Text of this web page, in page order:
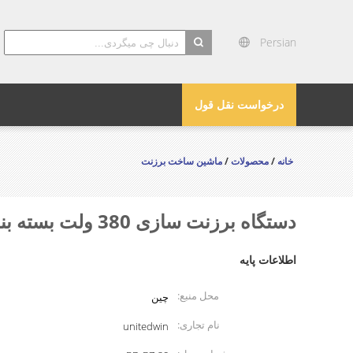
Persian
درخواست نقل قول
خانه/محصولات/ماشین ساخت برزنت
دستگاه برزنت سازی 380 ولت بسته بندی پرس بادی بادی اتوماتیک
اطلاعات پایه
محل منبع:
چین
نام تجاری:
unitedwin